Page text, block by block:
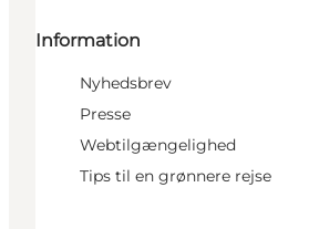
Information
Nyhedsbrev
Presse
Webtilgængelighed
Tips til en grønnere rejse